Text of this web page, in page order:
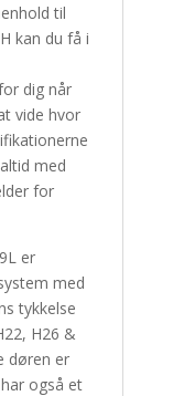
til
kan du få i
dig når
vide hvor
med
for
er
med
tykkelse
H26 &
døren er
også et